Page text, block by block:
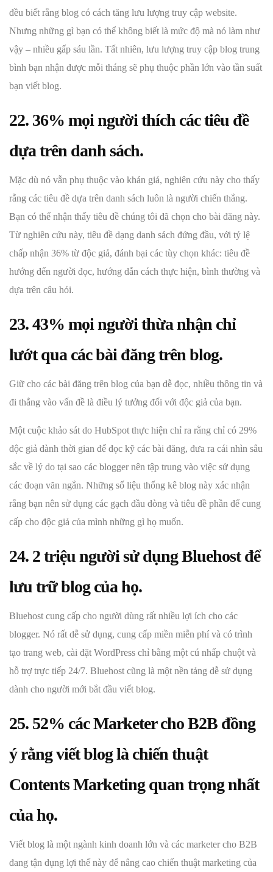
đều biết rằng blog có cách tăng lưu lượng truy cập website.
Nhưng những gì bạn có thể không biết là mức độ mà nó làm như
vậy – nhiều gấp sáu lần. Tất nhiên, lưu lượng truy cập blog trung
bình bạn nhận được mỗi tháng sẽ phụ thuộc phần lớn vào tần suất
bạn viết blog.
22. 36% mọi người thích các tiêu đề
dựa trên danh sách.
Mặc dù nó vẫn phụ thuộc vào khán giả, nghiên cứu này cho thấy
rằng các tiêu đề dựa trên danh sách luôn là người chiến thắng.
Bạn có thể nhận thấy tiêu đề chúng tôi đã chọn cho bài đăng này.
Từ nghiên cứu này, tiêu đề dạng danh sách đứng đầu, với tỷ lệ
chấp nhận 36% từ độc giả, đánh bại các tùy chọn khác: tiêu đề
hướng đến người đọc, hướng dẫn cách thực hiện, bình thường và
dựa trên câu hỏi.
23. 43% mọi người thừa nhận chỉ
lướt qua các bài đăng trên blog.
Giữ cho các bài đăng trên blog của bạn dễ đọc, nhiều thông tin và
đi thẳng vào vấn đề là điều lý tưởng đối với độc giả của bạn.
Một cuộc khảo sát do HubSpot thực hiện chỉ ra rằng chỉ có 29%
độc giả dành thời gian để đọc kỹ các bài đăng, đưa ra cái nhìn sâu
sắc về lý do tại sao các blogger nên tập trung vào việc sử dụng
các đoạn văn ngắn. Những số liệu thống kê blog này xác nhận
rằng bạn nên sử dụng các gạch đầu dòng và tiêu đề phần để cung
cấp cho độc giả của mình những gì họ muốn.
24. 2 triệu người sử dụng Bluehost để
lưu trữ blog của họ.
Bluehost cung cấp cho người dùng rất nhiều lợi ích cho các
blogger. Nó rất dễ sử dụng, cung cấp miền miễn phí và có trình
tạo trang web, cài đặt WordPress chỉ bằng một cú nhấp chuột và
hỗ trợ trực tiếp 24/7. Bluehost cũng là một nền tảng dễ sử dụng
dành cho người mới bắt đầu viết blog.
25. 52% các Marketer cho B2B đồng
ý rằng viết blog là chiến thuật
Contents Marketing quan trọng nhất
của họ.
Viết blog là một ngành kinh doanh lớn và các marketer cho B2B
đang tận dụng lợi thế này để nâng cao chiến thuật marketing của